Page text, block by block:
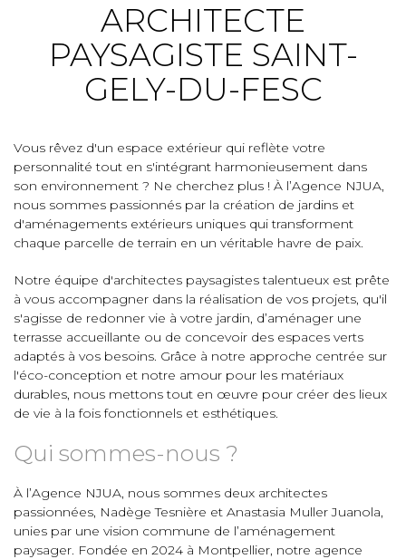
ARCHITECTE
PAYSAGISTE SAINT-
GELY-DU-FESC
Vous rêvez d'un espace extérieur qui reflète votre
personnalité tout en s'intégrant harmonieusement dans
son environnement ? Ne cherchez plus ! À l’Agence NJUA,
nous sommes passionnés par la création de jardins et
d'aménagements extérieurs uniques qui transforment
chaque parcelle de terrain en un véritable havre de paix.
Notre équipe d'architectes paysagistes talentueux est prête
à vous accompagner dans la réalisation de vos projets, qu'il
s'agisse de redonner vie à votre jardin, d’aménager une
terrasse accueillante ou de concevoir des espaces verts
adaptés à vos besoins. Grâce à notre approche centrée sur
l'éco-conception et notre amour pour les matériaux
durables, nous mettons tout en œuvre pour créer des lieux
de vie à la fois fonctionnels et esthétiques.
Qui sommes-nous ?
À l’Agence NJUA, nous sommes deux architectes
passionnées, Nadège Tesnière et Anastasia Muller Juanola,
unies par une vision commune de l’aménagement
paysager. Fondée en 2024 à Montpellier, notre agence